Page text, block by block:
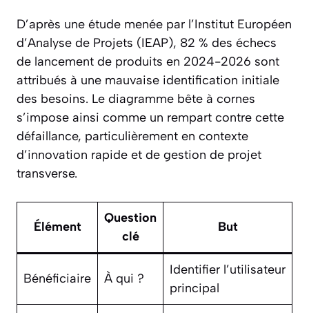
D’après une étude menée par l’Institut Européen
d’Analyse de Projets (IEAP), 82 % des échecs
de lancement de produits en 2024-2026 sont
attribués à une mauvaise identification initiale
des besoins. Le diagramme bête à cornes
s’impose ainsi comme un rempart contre cette
défaillance, particulièrement en contexte
d’innovation rapide et de gestion de projet
transverse.
Élément
Question
clé
But
Bénéficiaire À qui ?
Identifier l’utilisateur
principal